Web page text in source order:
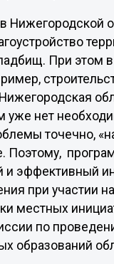
в Нижегородской
При этом
нет
точечно,
Поэтому,
и эффективный
при участии
местных
по
образований